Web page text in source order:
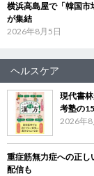
横浜高島屋で「韓国
が集結
2026年8月5日
ヘルスケア
現代書
考塾の
2026年8
重症筋無力症への正
配信も